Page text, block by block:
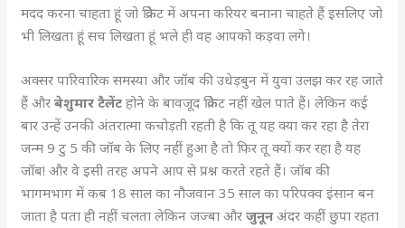
मदद करना चाहता हूं जो क्रिकेट में अपना करियर बनाना चाहते हैं इसलिए जो
भी लिखता हूं सच लिखता हूं भले ही वह आपको कड़वा लगे।
अक्सर पारिवारिक समस्या और जॉब की उधेड़बुन में युवा उलझ कर रह जाते
हैं औरबेशुमार टैलेंट होने के बावजूद क्रिकेट नहीं खेल पाते हैं। लेकिन कई
बार उन्हें उनकी अंतरात्मा कचोड़ती रहती है कि तू यह क्या कर रहा है तेरा
जन्म 9 टु 5 की जॉब के लिए नहीं हुआ है तो फिर तू क्यों कर रहा है यह
जॉब! और वे इसी तरह अपने आप से प्रश्न करते रहते हैं। जॉब की
भागमभाग में कब 18 साल का नौजवान 35 साल का परिपक्व इंसान बन
जाता है पता ही नहीं चलता लेकिन जज्बा औरजुनूनअंदर कहीं छुपा रहता